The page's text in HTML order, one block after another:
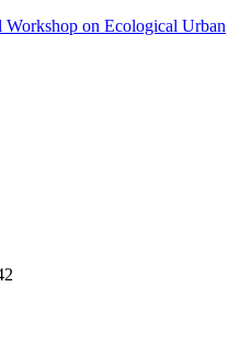
on Ecological Urban